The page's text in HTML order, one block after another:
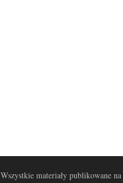
Wszystkie materiały publikowane